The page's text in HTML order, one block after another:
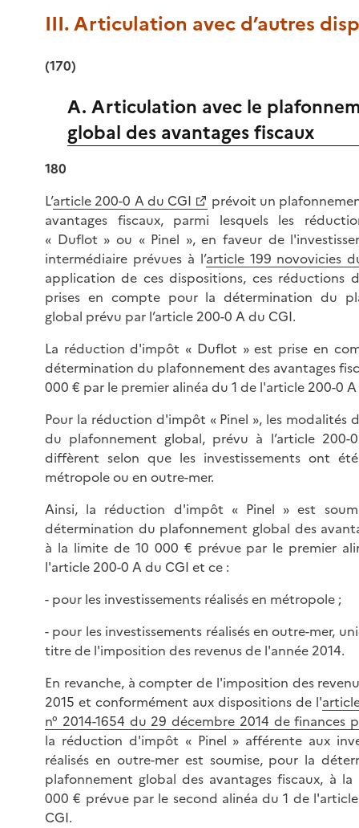
III. Articulation avec d’autres
(170)
A. Articulation avec le
global des avantages fiscaux
180
L’article 200-0 A du CGI
prévoit un
avantages fiscaux, parmi lesquels les
« Duflot » ou « Pinel », en faveur de
intermédiaire prévues à l’article 199 novovicies
application de ces dispositions, ces réductions
prises en compte pour la détermination du
global prévu par l’article 200-0 A du CGI.
La réduction d'impôt « Duflot » est prise en
détermination du plafonnement des avantages
000 € par le premier alinéa du 1 de l'article 200-0
Pour la réduction d'impôt « Pinel », les modalités
du plafonnement global, prévu à l’article 200-
diffèrent selon que les investissements ont
métropole ou en outre-mer.
Ainsi, la réduction d'impôt « Pinel » est
détermination du plafonnement global des
à la limite de 10 000 € prévue par le premier
l'article 200-0 A du CGI et ce :
- pour les investissements réalisés en métropole ;
- pour les investissements réalisés en outre-mer,
titre de l'imposition des revenus de l'année 2014.
En revanche, à compter de l'imposition des
2015 et conformément aux dispositions de l'
n° 2014-1654 du 29 décembre 2014 de finances
la réduction d'impôt « Pinel » afférente aux
réalisés en outre-mer est soumise, pour la
plafonnement global des avantages fiscaux, à
000 € prévue par le second alinéa du 1 de
CGI.